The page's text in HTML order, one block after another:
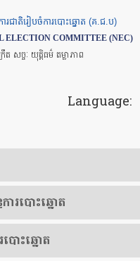
រជាតិរៀបចំការបោះឆ្នោត (គ.ជ.ប)
ELECTION COMMITTEE (NEC)
រឹត សច្ចៈ យុត្តិធម៌ តម្លាភាព
Language:
ារ​បោះឆ្នោត
បោះឆ្នោត